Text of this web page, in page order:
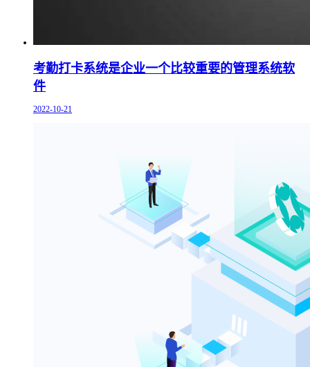
考勤打卡系统是企业一个比较重要的管理系统软
件
2022-10-21